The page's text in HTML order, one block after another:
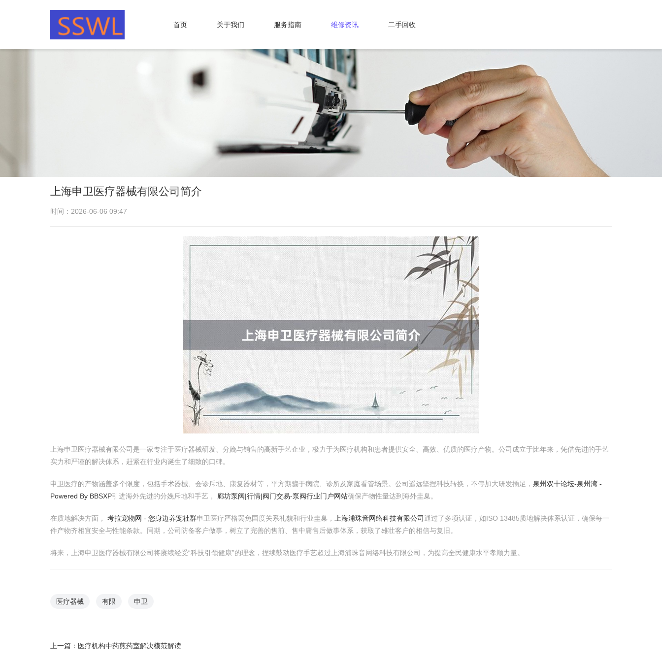
首页 关于我们 服务指南 维修资讯 二手回收
上海申卫医疗器械有限公司简介
时间：2026-06-06 09:47
上海申卫医疗器械有限公司是一家专注于医疗器械研发、分娩与销售的高新手艺企业，极力于为医疗机构和患者提供安全、高效、优质的医疗产物。公司成立于比年来，凭借先进的手艺
实力和严谨的解决体系，赶紧在行业内诞生了细致的口碑。
申卫医疗的产物涵盖多个限度，包括手术器械、会诊斥地、康复器材等，平方期骗于病院、诊所及家庭看管场景。公司遥远坚捏科技转换，不停加大研发插足， 泉州双十论坛-泉州湾 -
Powered By BBSXP引进海外先进的分娩斥地和手艺， 廊坊泵阀|行情|阀门交易-泵阀行业门户网站确保产物性量达到海外圭臬。
在质地解决方面， 考拉宠物网 - 您身边养宠社群申卫医疗严格罢免国度关系礼貌和行业圭臬， 上海浦珠音网络科技有限公司通过了多项认证，如ISO 13485质地解决体系认证，确保每一
件产物齐相宜安全与性能条款。同期，公司防备客户做事，树立了完善的售前、售中庸售后做事体系，获取了雄壮客户的相信与复旧。
将来，上海申卫医疗器械有限公司将赓续经受“科技引颈健康”的理念，捏续鼓动医疗手艺超过上海浦珠音网络科技有限公司，为提高全民健康水平孝顺力量。
医疗器械 有限 申卫
上一篇： 医疗机构中药煎药室解决模范解读